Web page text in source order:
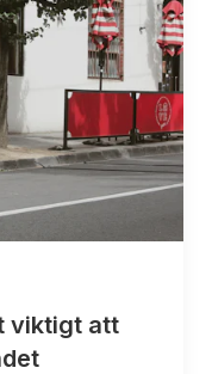
viktigt att